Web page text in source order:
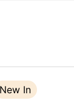
New In